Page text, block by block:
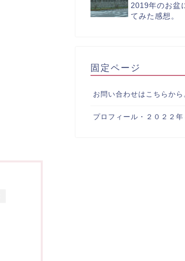
2019年のお盆
てみた感想。
固定ページ
お問い合わせはこちらから
プロフィール・２０２２年